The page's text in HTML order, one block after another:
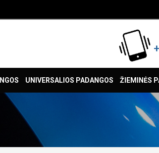
UNIVERSALIOS PADANGOS ŽIEMINĖS